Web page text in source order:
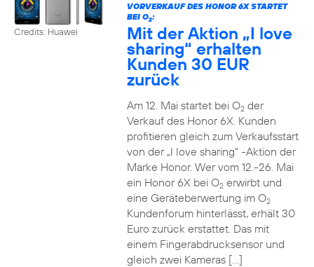
Credits: Huawei
VORVERKAUF DES HONOR 6X STARTET
BEI O2:
Mit der Aktion „I love
sharing“ erhalten
Kunden 30 EUR
zurück
Am 12. Mai startet bei O2der
Verkauf des Honor 6X. Kunden
profitieren gleich zum Verkaufsstart
von der „I love sharing“ -Aktion der
Marke Honor. Wer vom 12.-26. Mai
ein Honor 6X bei O2erwirbt und
eine Geräteberwertung im O2
Kundenforum hinterlässt, erhält 30
Euro zurück erstattet. Das mit
einem Fingerabdrucksensor und
gleich zwei Kameras […]